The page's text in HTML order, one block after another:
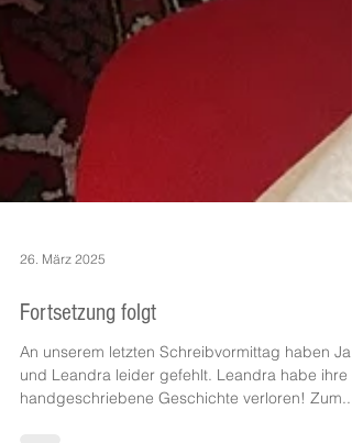
26. März 2025
Fortsetzung folgt
An unserem letzten Schreibvormittag haben